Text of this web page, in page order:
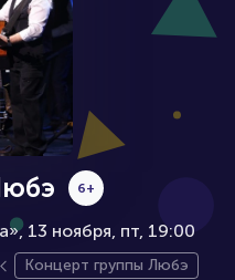
13 ноября
6+
пт, 19:00
Концерт группы Любэ